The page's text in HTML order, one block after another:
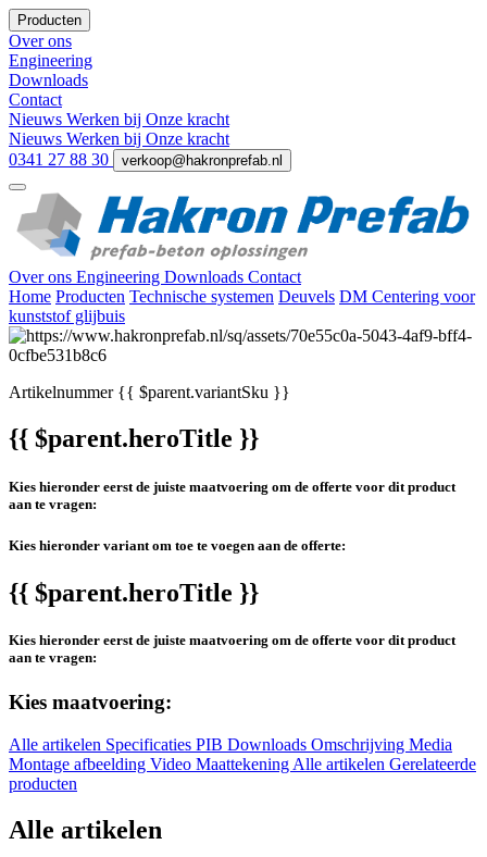
Producten
Over ons
Engineering
Downloads
Contact
Nieuws Werken bij Onze kracht
Nieuws Werken bij Onze kracht
0341 27 88 30
verkoop@hakronprefab.nl
Over ons Engineering Downloads Contact
Home Producten Technische systemen Deuvels DM Centering voor
kunststof glijbuis
Artikelnummer{{ $parent.variantSku }}
{{ $parent.heroTitle }}
Kies hieronder eerst de juiste maatvoering om de offerte voor dit product
aan te vragen:
Kies hieronder variant om toe te voegen aan de offerte:
{{ $parent.heroTitle }}
Kies hieronder eerst de juiste maatvoering om de offerte voor dit product
aan te vragen:
Kies maatvoering:
Alle artikelen Specificaties PIB Downloads Omschrijving Media
Montage afbeelding Video Maattekening Alle artikelen Gerelateerde
producten
Alle artikelen